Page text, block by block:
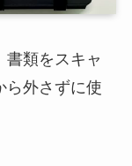
書類をスキャ
ら外さずに使